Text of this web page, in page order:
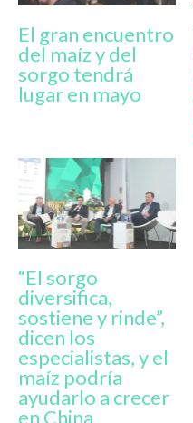
El gran encuentro
del maíz y del
sorgo tendrá
lugar en mayo
“El sorgo
diversifica,
sostiene y rinde”,
dicen los
especialistas, y el
maíz podría
ayudarlo a crecer
en China